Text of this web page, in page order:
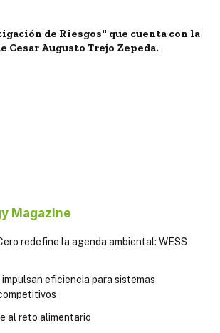
de Riesgos" que cuenta con la
Cesar Augusto Trejo Zepeda.
Magazine
redefine la agenda ambiental: WESS
eficiencia para sistemas
al reto alimentario